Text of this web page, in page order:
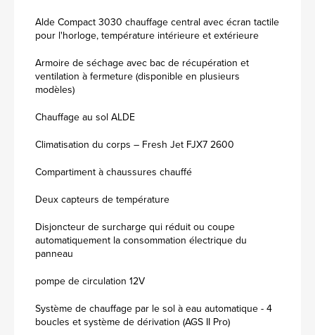
Alde Compact 3030 chauffage central avec écran tactile
pour l'horloge, température intérieure et extérieure
Armoire de séchage avec bac de récupération et
ventilation à fermeture (disponible en plusieurs
modèles)
Chauffage au sol ALDE
Climatisation du corps – Fresh Jet FJX7 2600
Compartiment à chaussures chauffé
Deux capteurs de température
Disjoncteur de surcharge qui réduit ou coupe
automatiquement la consommation électrique du
panneau
pompe de circulation 12V
Système de chauffage par le sol à eau automatique - 4
boucles et système de dérivation (AGS II Pro)